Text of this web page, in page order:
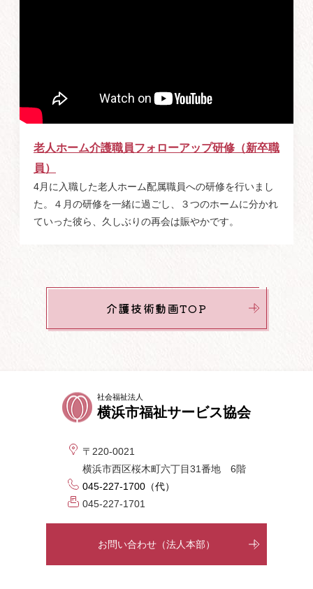
老人ホーム介護職員フォローアップ研修（新卒職
員）
4月に入職した老人ホーム配属職員への研修を行いまし
た。４月の研修を一緒に過ごし、３つのホームに分かれ
ていった彼ら、久しぶりの再会は賑やかです。
介護技術動画TOP
社会福祉法人
横浜市福祉サービス協会
〒220-0021
横浜市西区桜木町六丁目31番地 6階
045-227-1700（代）
045-227-1701
お問い合わせ（法人本部）